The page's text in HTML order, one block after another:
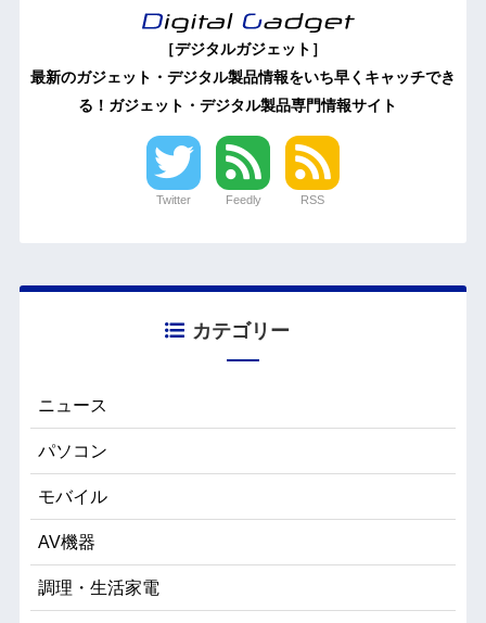
［デジタルガジェット］
最新のガジェット・デジタル製品情報をいち早くキャッチでき
る！ガジェット・デジタル製品専門情報サイト
Twitter Feedly RSS
カテゴリー
ニュース
パソコン
モバイル
AV機器
調理・生活家電